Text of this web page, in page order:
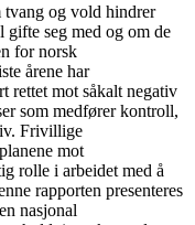
tvang og vold hindrer
gifte seg med og om de
for norsk
årene har
rettet mot såkalt negativ
som medfører kontroll,
Frivillige
mot
rolle i arbeidet med å
rapporten presenteres
nasjonal